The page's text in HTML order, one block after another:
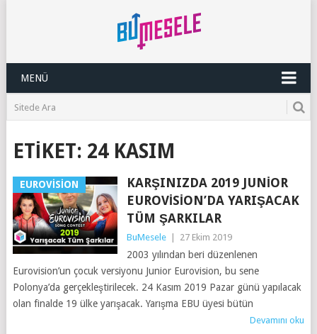
MENÜ
ETIKET: 24 KASIM
EUROVISION
KARŞINIZDA 2019 JUNIOR
EUROVISION’DA YARIŞACAK
TÜM ŞARKILAR
BuMesele 27 Ekim 2019
2003 yılından beri düzenlenen
Eurovision’un çocuk versiyonu Junior Eurovision, bu sene
Polonya’da gerçekleştirilecek. 24 Kasım 2019 Pazar günü yapılacak
olan finalde 19 ülke yarışacak. Yarışma EBU üyesi bütün
Devamını oku